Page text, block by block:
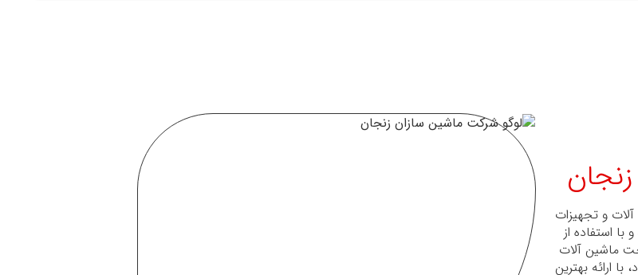
و تجهیزات
را در سال 1363 آغاز کرده و با استفاده از
و ساخت ماشین آلات
ارائه بهترین